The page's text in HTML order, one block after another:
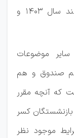
متناسب‌سازی حقوق بازنشستگان را مانند سال ۱۴۰۳ و
موضوعات
هم صندوق و هم
که آنچه مقرر
کسر
موجود نظر